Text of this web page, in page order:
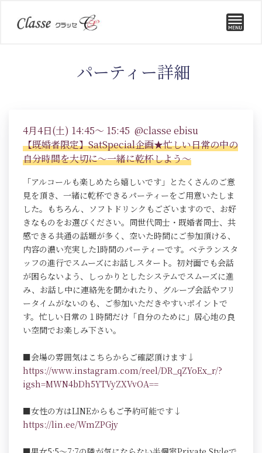
パーティー詳細
4月4日(土) 14:45～ 15:45 @classe ebisu
【既婚者限定】SatSpecial企画★忙しい日常の中の
自分時間を大切に～一緒に乾杯しよう～
「アルコールも楽しめたら嬉しいです」とたくさんのご意
見を頂き、一緒に乾杯できるパーティーをご用意いたしま
した。もちろん、ソフトドリンクもございますので、お好
きなものをお選びください。同世代同士・既婚者同士、共
感できる共通の話題が多く、空いた時間にご参加頂ける、
内容の濃い充実した1時間のパーティーです。ベテランスタ
ッフの進行でスムーズにお話しスタート。初対面でも会話
が困らないよう、しっかりとしたシステムでスムーズに進
み、お話し中に連絡先を聞かれたり、グループ会話やフリ
ータイムがないのも、ご参加いただきやすいポイントで
す。忙しい日常の１時間だけ「自分のために」居心地の良
い空間でお楽しみ下さい。
■会場の雰囲気はこちらからご確認頂けます↓
https://www.instagram.com/reel/DR_qZYoEx_r/?
igsh=MWN4bDh5YTVyZXVvOA==
■女性の方はLINEからもご予約可能です↓
https://lin.ee/WmZPGjy